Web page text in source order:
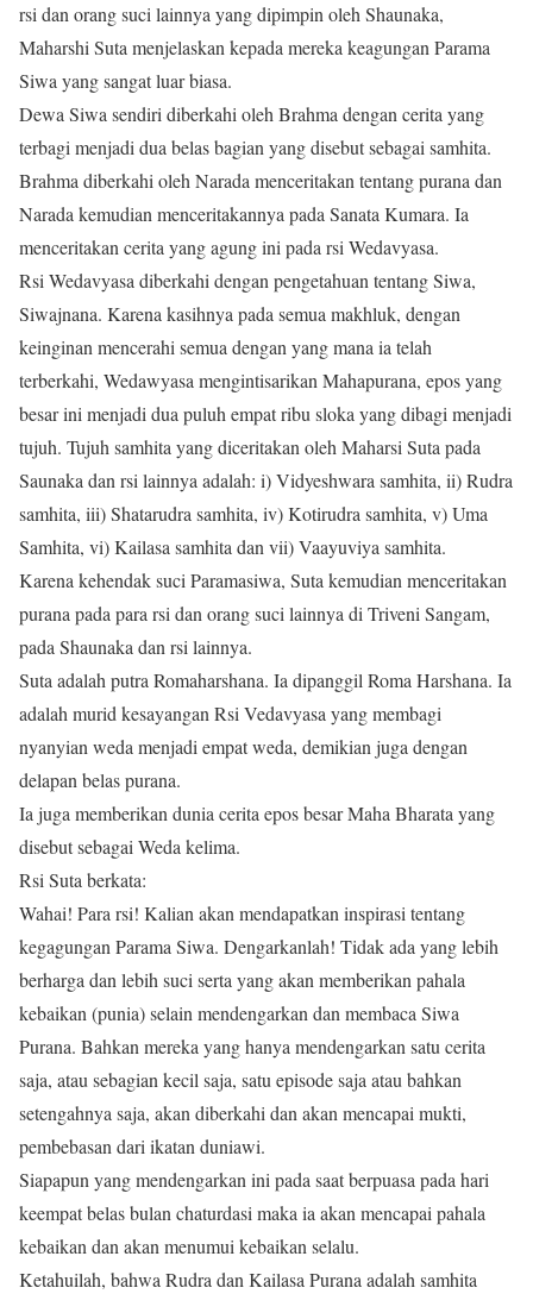
rsi dan orang suci lainnya yang dipimpin oleh Shaunaka,
Maharshi Suta menjelaskan kepada mereka keagungan Parama
Siwa yang sangat luar biasa.
Dewa Siwa sendiri diberkahi oleh Brahma dengan cerita yang
terbagi menjadi dua belas bagian yang disebut sebagai samhita.
Brahma diberkahi oleh Narada menceritakan tentang purana dan
Narada kemudian menceritakannya pada Sanata Kumara. Ia
menceritakan cerita yang agung ini pada rsi Wedavyasa.
Rsi Wedavyasa diberkahi dengan pengetahuan tentang Siwa,
Siwajnana. Karena kasihnya pada semua makhluk, dengan
keinginan mencerahi semua dengan yang mana ia telah
terberkahi, Wedawyasa mengintisarikan Mahapurana, epos yang
besar ini menjadi dua puluh empat ribu sloka yang dibagi menjadi
tujuh. Tujuh samhita yang diceritakan oleh Maharsi Suta pada
Saunaka dan rsi lainnya adalah: i) Vidyeshwara samhita, ii) Rudra
samhita, iii) Shatarudra samhita, iv) Kotirudra samhita, v) Uma
Samhita, vi) Kailasa samhita dan vii) Vaayuviya samhita.
Karena kehendak suci Paramasiwa, Suta kemudian menceritakan
purana pada para rsi dan orang suci lainnya di Triveni Sangam,
pada Shaunaka dan rsi lainnya.
Suta adalah putra Romaharshana. Ia dipanggil Roma Harshana. Ia
adalah murid kesayangan Rsi Vedavyasa yang membagi
nyanyian weda menjadi empat weda, demikian juga dengan
delapan belas purana.
Ia juga memberikan dunia cerita epos besar Maha Bharata yang
disebut sebagai Weda kelima.
Rsi Suta berkata:
Wahai! Para rsi! Kalian akan mendapatkan inspirasi tentang
kegagungan Parama Siwa. Dengarkanlah! Tidak ada yang lebih
berharga dan lebih suci serta yang akan memberikan pahala
kebaikan (punia) selain mendengarkan dan membaca Siwa
Purana. Bahkan mereka yang hanya mendengarkan satu cerita
saja, atau sebagian kecil saja, satu episode saja atau bahkan
setengahnya saja, akan diberkahi dan akan mencapai mukti,
pembebasan dari ikatan duniawi.
Siapapun yang mendengarkan ini pada saat berpuasa pada hari
keempat belas bulan chaturdasi maka ia akan mencapai pahala
kebaikan dan akan menumui kebaikan selalu.
Ketahuilah, bahwa Rudra dan Kailasa Purana adalah samhita